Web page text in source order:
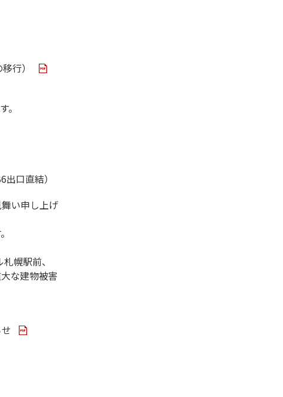
行）
。
口直結）
い申し上げ
幌駅前、
な建物被害